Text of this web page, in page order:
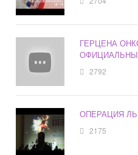
ГЕРЦЕНА
2792
ОПЕРАЦИЯ
2175